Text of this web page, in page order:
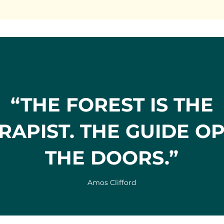
“THE FOREST IS THE
THE GUIDE
THE DOORS.”
Amos Clifford